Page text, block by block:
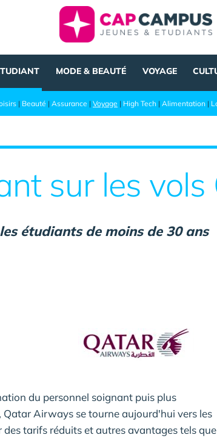
MODE & BEAUTÉ VOYAGE
| Beauté | Assurance | Voyage | High Tech | Alimentation |
sur les
étudiants de moins de 30 ans
du personnel soignant puis plus
Airways se tourne aujourd'hui vers les
tarifs réduits et autres avantages tels que